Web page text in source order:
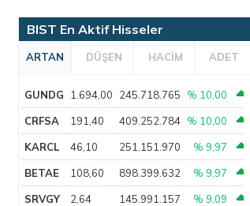
BIST En Aktif Hisseler
ARTAN DÜŞEN HACİM ADET
GUNDG 1.694,00 245.718.765 % 10,00
CRFSA 191,40 409.252.784 % 10,00
KARCL 46,10 251.151.970 % 9,97
BETAE 108,60 898.399.632 % 9,97
SRVGY 2,64 145.991.157 % 9,09